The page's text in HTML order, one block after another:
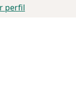
perfil